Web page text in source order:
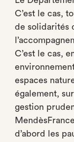
C’est le cas,
de solidarités
C’est le cas,
espaces
également,
gestion
d’abord les